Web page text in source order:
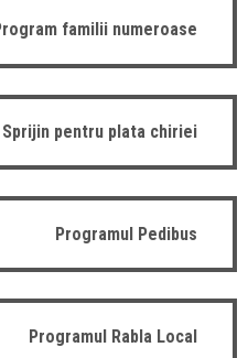
familii numeroase
Sprijin pentru plata chiriei
Programul Pedibus
Programul Rabla Local